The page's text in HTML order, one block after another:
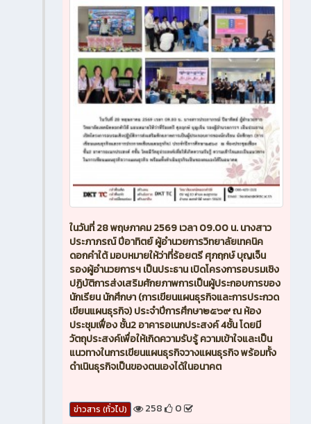
ในวันที่ 28 พฤษภาคม 2569 เวลา 09.00 น. นางสาว
ประภาภรณ์ ปีอาทิตย์ ผู้อำนวยการวิทยาลัยเทคนิค
ดอกคำใต้ มอบหมายให้ว่าที่ร้อยตรี ศุภฤกษ์ บุญเจ็น
รองผู้อำนวยการฯ เป็นประธาน เปิดโครงการอบรมเชิง
ปฏิบัติการส่งเสริมศักยภาพการเป็นผู้ประกอบการของ
นักเรียน นักศึกษา (การเขียนแผนธุรกิจและการประกวด
เขียนแผนธุรกิจ) ประจำปีการศึกษา๒๕๖๙ ณ ห้อง
ประชุมเฟื่อง ชั้น2 อาคารอเนกประสงค์ 4ชั้น โดยมี
วัตถุประสงค์เพื่อให้เกิดความรับรู้ ความเข้าใจและเป็น
แนวทางในการเขียนแผนธุรกิจวางแผนธุรกิจ พร้อมทั้ง
ดำเนินธุรกิจเป็นของตนเองได้ในอนาคต
ข่าวสาร (ทั่วไป) 258 0